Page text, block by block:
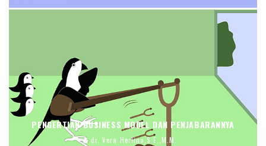
PENGERTIAN BUSINESS MODEL DAN PENJABARANNYA
dr. Vera Herlina,S.E.,M.M.